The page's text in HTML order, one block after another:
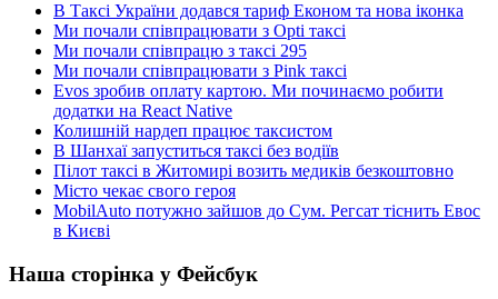
В Таксі України додався тариф Економ та нова іконка
Ми почали співпрацювати з Opti таксі
Ми почали співпрацю з таксі 295
Ми почали співпрацювати з Pink таксі
Evos зробив оплату картою. Ми починаємо робити
додатки на React Native
Колишній нардеп працює таксистом
В Шанхаї запуститься таксі без водіїв
Пілот таксі в Житомирі возить медиків безкоштовно
Місто чекає свого героя
MobilAuto потужно зайшов до Сум. Регсат тіснить Евос
в Києві
Наша сторінка у Фейсбук